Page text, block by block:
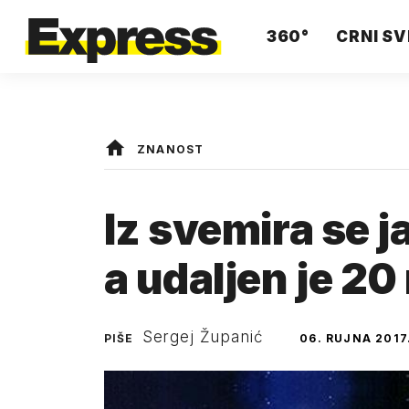
360° CRNI
ZNANOST
Iz svemira se
a udaljen je
PIŠE Sergej Županić 06. RUJNA